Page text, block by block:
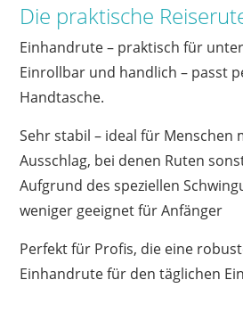
Die praktische
Einhandrute – praktisch für
Einrollbar und handlich – passt
Handtasche.
Sehr stabil – ideal für Menschen
Ausschlag, bei denen Ruten
Aufgrund des speziellen
weniger geeignet für Anfänger
Perfekt für Profis, die eine
Einhandrute für den täglichen